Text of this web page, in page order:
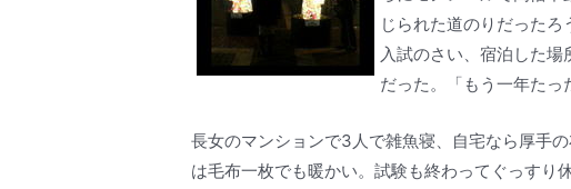
じられた道のりだった
入試のさい、宿泊した
だった。「もう一年たっ
長女のマンションで3人で雑魚寝、自宅なら厚手
は毛布一枚でも暖かい。試験も終わってぐっすり